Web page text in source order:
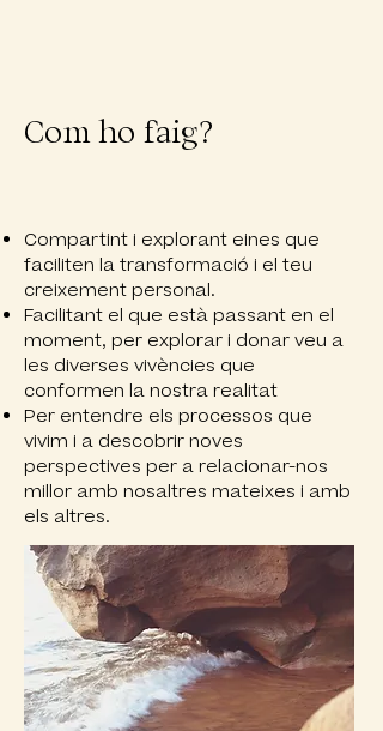
Compartint i explorant eines que
faciliten la transformació i el teu
creixement personal.
Facilitant el que està passant en el
moment, per explorar i donar veu a
les diverses vivències que
conformen la nostra realitat
Per entendre els processos que
vivim i a descobrir noves
perspectives per a relacionar-nos
millor amb nosaltres mateixes i amb
els altres.
Com ho faig?